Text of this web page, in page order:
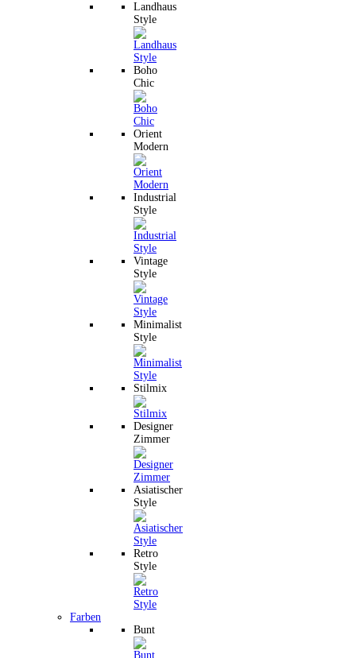
Landhaus
Style
Boho
Chic
Orient
Modern
Industrial
Style
Vintage
Style
Minimalist
Style
Stilmix
Designer
Zimmer
Asiatischer
Style
Retro
Style
Farben
Bunt